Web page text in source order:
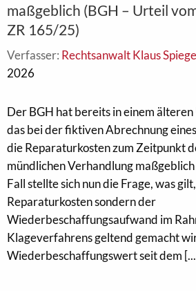
maßgeblich (BGH – Urteil
ZR 165/25)
Verfasser: Rechtsanwalt Klaus
2026
Der BGH hat bereits in einem
das bei der fiktiven Abrechnung
die Reparaturkosten zum Zeitpunkt
mündlichen Verhandlung
Fall stellte sich nun die Frage, was
Reparaturkosten sondern der
Wiederbeschaffungsaufwand im
Klageverfahrens geltend gemacht
Wiederbeschaffungswert seit dem